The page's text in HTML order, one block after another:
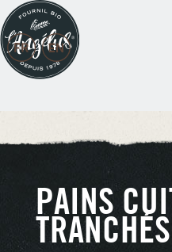
PAINS
TRANCHÉS
Panneau de gestion des cookies